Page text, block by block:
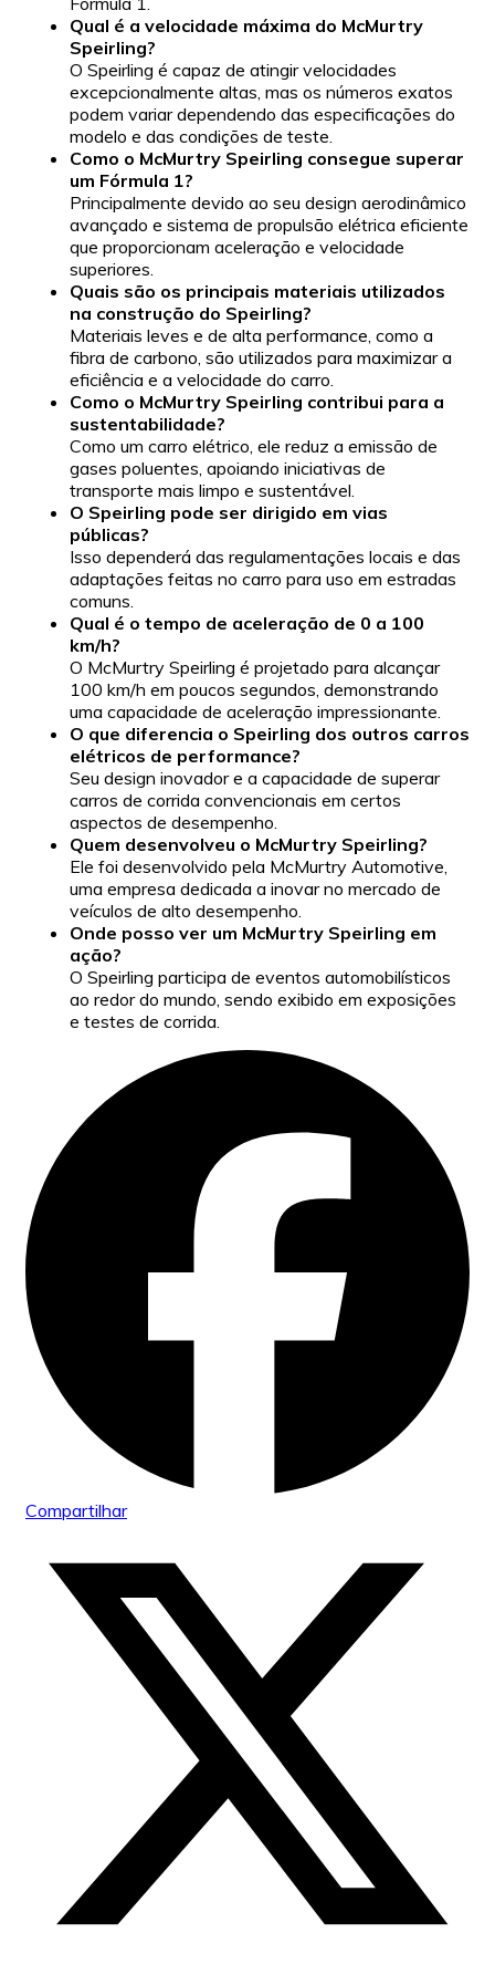
Qual é a velocidade máxima do McMurtry
Speirling?
O Speirling é capaz de atingir velocidades
excepcionalmente altas, mas os números exatos
podem variar dependendo das especificações do
modelo e das condições de teste.
Como o McMurtry Speirling consegue superar
um Fórmula 1?
Principalmente devido ao seu design aerodinâmico
avançado e sistema de propulsão elétrica eficiente
que proporcionam aceleração e velocidade
superiores.
Quais são os principais materiais utilizados
na construção do Speirling?
Materiais leves e de alta performance, como a
fibra de carbono, são utilizados para maximizar a
eficiência e a velocidade do carro.
Como o McMurtry Speirling contribui para a
sustentabilidade?
Como um carro elétrico, ele reduz a emissão de
gases poluentes, apoiando iniciativas de
transporte mais limpo e sustentável.
O Speirling pode ser dirigido em vias
públicas?
Isso dependerá das regulamentações locais e das
adaptações feitas no carro para uso em estradas
comuns.
Qual é o tempo de aceleração de 0 a 100
km/h?
O McMurtry Speirling é projetado para alcançar
100 km/h em poucos segundos, demonstrando
uma capacidade de aceleração impressionante.
O que diferencia o Speirling dos outros carros
elétricos de performance?
Seu design inovador e a capacidade de superar
carros de corrida convencionais em certos
aspectos de desempenho.
Quem desenvolveu o McMurtry Speirling?
Ele foi desenvolvido pela McMurtry Automotive,
uma empresa dedicada a inovar no mercado de
veículos de alto desempenho.
Onde posso ver um McMurtry Speirling em
ação?
O Speirling participa de eventos automobilísticos
ao redor do mundo, sendo exibido em exposições
e testes de corrida.
Compartilhar